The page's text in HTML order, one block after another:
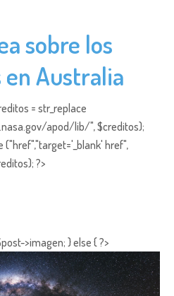
sobre los
en Australia
= str_replace
apod/lib/", $creditos);
("href","target='_blank' href",
?>
>imagen; } else { ?>